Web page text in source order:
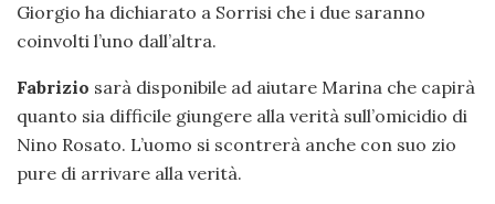
Giorgio ha dichiarato a Sorrisi che i due saranno
coinvolti l’uno dall’altra.
Fabrizio sarà disponibile ad aiutare Marina che capirà
quanto sia difficile giungere alla verità sull’omicidio di
Nino Rosato. L’uomo si scontrerà anche con suo zio
pure di arrivare alla verità.